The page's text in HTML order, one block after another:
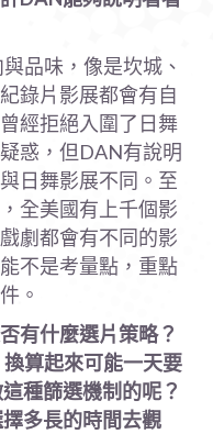
品味，像是坎城、
錄片影展都會有自
經拒絕入圍了日舞
惑，但DAN有說明
日舞影展不同。至
全美國有上千個影
劇都會有不同的影
不是考量點，重點
。
有什麼選片策略？
算起來可能一天要
種篩選機制的呢？
多長的時間去觀